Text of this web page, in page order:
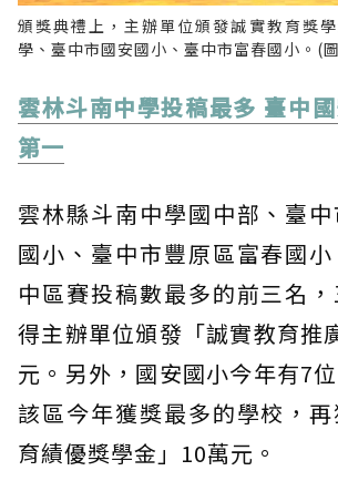
頒獎典禮上，主辦單位頒發誠實教育獎
學、臺中市國安國小、臺中市富春國小。(
雲林斗南中學投稿最多 臺中
第一
雲林縣斗南中學國中部、臺
國小、臺中市豐原區富春國
中區賽投稿數最多的前三名
得主辦單位頒發「誠實教育推
元。另外，國安國小今年有7
該區今年獲獎最多的學校，
育績優獎學金」10萬元。